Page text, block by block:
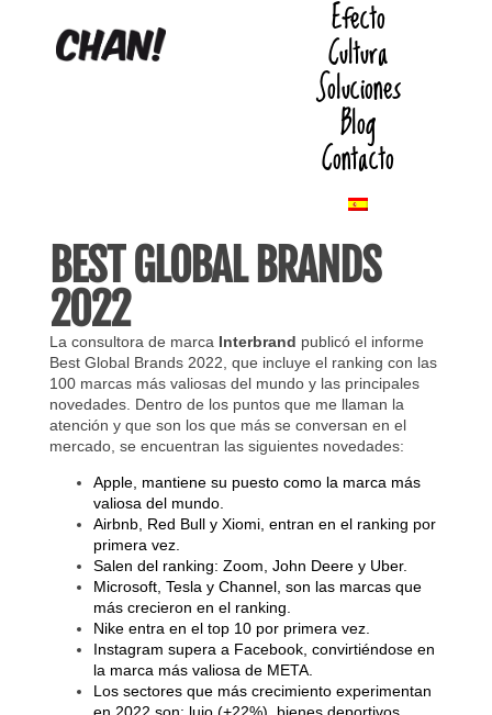
Efecto
Cultura
Soluciones
Blog
Contacto
BEST GLOBAL BRANDS
2022
La consultora de marca Interbrand publicó el informe
Best Global Brands 2022, que incluye el ranking con las
100 marcas más valiosas del mundo y las principales
novedades. Dentro de los puntos que me llaman la
atención y que son los que más se conversan en el
mercado, se encuentran las siguientes novedades:
Apple, mantiene su puesto como la marca más
valiosa del mundo.
Airbnb, Red Bull y Xiomi, entran en el ranking por
primera vez.
Salen del ranking: Zoom, John Deere y Uber.
Microsoft, Tesla y Channel, son las marcas que
más crecieron en el ranking.
Nike entra en el top 10 por primera vez.
Instagram supera a Facebook, convirtiéndose en
la marca más valiosa de META.
Los sectores que más crecimiento experimentan